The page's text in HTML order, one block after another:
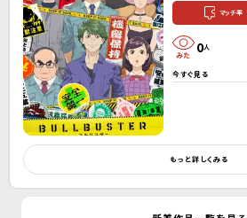
マッチ率
0人
今すぐ見る
もっと詳しくみる